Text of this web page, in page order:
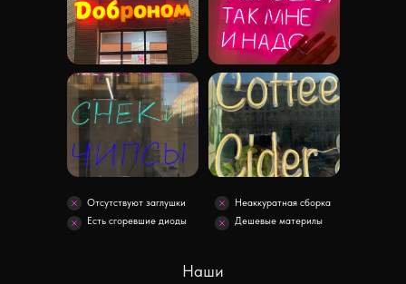
Наши
Отсутствуют заглушки
Есть сгоревшие диоды
Неаккуратная сборка
Дешевые материлы